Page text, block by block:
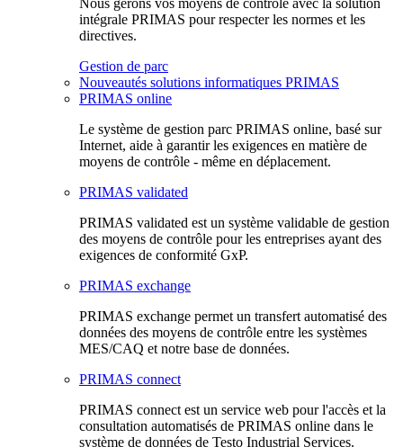
Nous gérons vos moyens de contrôle avec la solution
intégrale PRIMAS pour respecter les normes et les
directives.
Gestion de parc
Nouveautés solutions informatiques PRIMAS
PRIMAS online
Le système de gestion parc PRIMAS online, basé sur
Internet, aide à garantir les exigences en matière de
moyens de contrôle - même en déplacement.
PRIMAS validated
PRIMAS validated est un système validable de gestion
des moyens de contrôle pour les entreprises ayant des
exigences de conformité GxP.
PRIMAS exchange
PRIMAS exchange permet un transfert automatisé des
données des moyens de contrôle entre les systèmes
MES/CAQ et notre base de données.
PRIMAS connect
PRIMAS connect est un service web pour l'accès et la
consultation automatisés de PRIMAS online dans le
système de données de Testo Industrial Services.